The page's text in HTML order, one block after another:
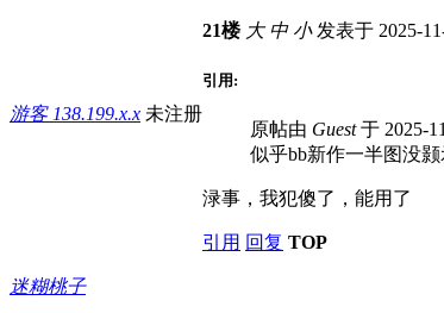
游客 138.199.x.x 未注册
21楼 大 中 小发表于 2025-
引用:
原帖由 Guest于 2025-
似乎bb新作一半图没
渌事，我犯傻了，能用了
引用 回复 TOP
迷糊桃子